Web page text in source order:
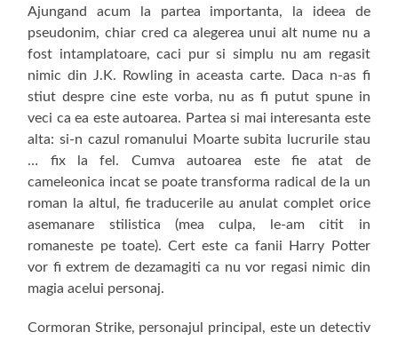
Ajungand acum la partea importanta, la ideea de
pseudonim, chiar cred ca alegerea unui alt nume nu a
fost intamplatoare, caci pur si simplu nu am regasit
nimic din J.K. Rowling in aceasta carte. Daca n-as fi
stiut despre cine este vorba, nu as fi putut spune in
veci ca ea este autoarea. Partea si mai interesanta este
alta: si-n cazul romanului Moarte subita lucrurile stau
… fix la fel. Cumva autoarea este fie atat de
cameleonica incat se poate transforma radical de la un
roman la altul, fie traducerile au anulat complet orice
asemanare stilistica (mea culpa, le-am citit in
romaneste pe toate). Cert este ca fanii Harry Potter
vor fi extrem de dezamagiti ca nu vor regasi nimic din
magia acelui personaj.
Cormoran Strike, personajul principal, este un detectiv